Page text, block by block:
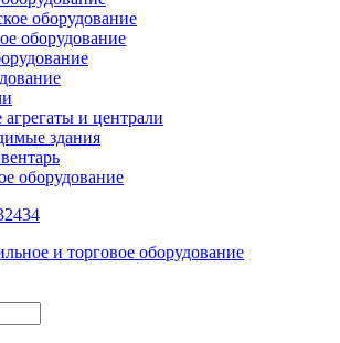
оборудование
оборудование
и централи
здания
оборудование